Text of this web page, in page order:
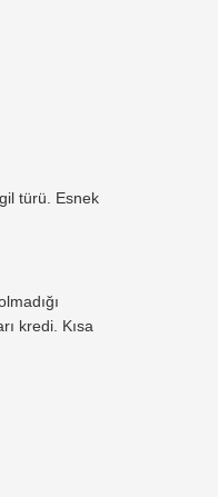
türü. Esnek
kredi. Kısa